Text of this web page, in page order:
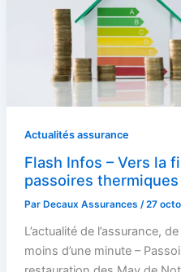
Actualités assurance
Flash Infos – Vers la
passoires
Par Decaux Assurances /27
L’actualité de l’assurance,
moins d’une minute –